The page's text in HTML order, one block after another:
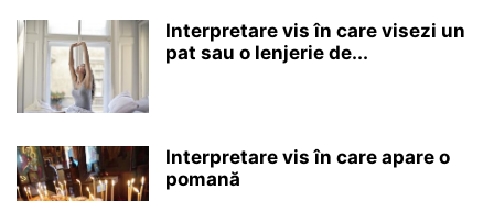
Interpretare vis în care visezi un
pat sau o lenjerie de...
Interpretare vis în care apare o
pomană